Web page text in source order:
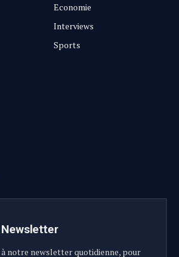
Economie
Interviews
Sports
notre newsletter quotidienne, pour